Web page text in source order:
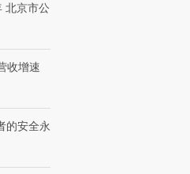
北京市公
收增速
的安全永